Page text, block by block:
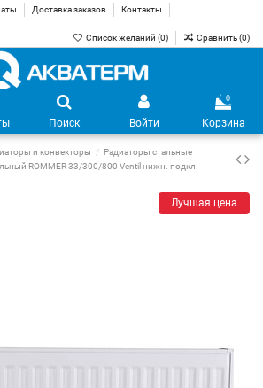
Доставка заказов
Контакты
Список желаний (0) Сравнить (0)
Поиск Войти
0
Корзина
и конвекторы
Радиаторы стальные
ROMMER 33/300/800 Ventil нижн. подкл.
Лучшая цена